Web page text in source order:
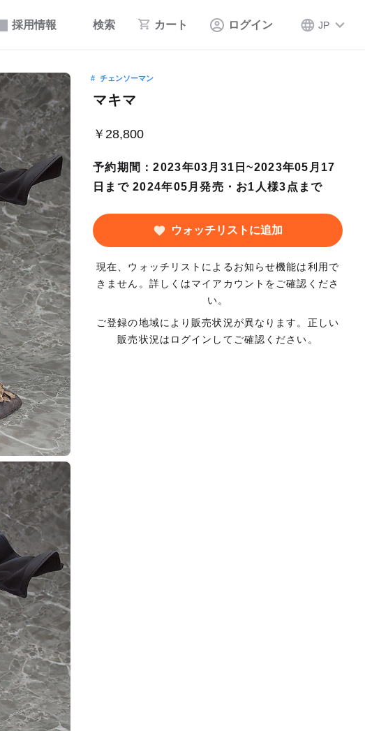
採用情報 検索 カート ログイン JP
チェンソーマン
マキマ
￥28,800
予約期間：2023年03月31日~2023年05月17
日まで 2024年05月発売・お1人様3点まで
ウォッチリストに追加
現在、ウォッチリストによるお知らせ機能は利用で
きません。詳しくはマイアカウントをご確認くださ
い。
ご登録の地域により販売状況が異なります。正しい
販売状況はログインしてご確認ください。